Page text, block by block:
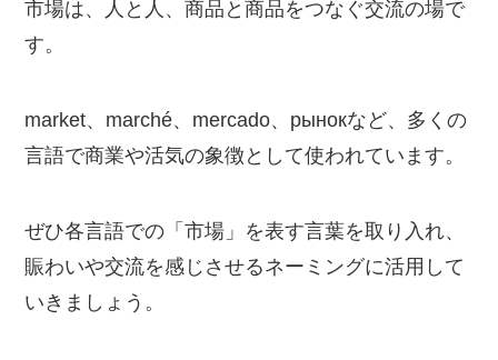
市場は、人と人、商品と商品をつなぐ交流の場で
す。
market、marché、mercado、рынокなど、多くの
言語で商業や活気の象徴として使われています。
ぜひ各言語での「市場」を表す言葉を取り入れ、
賑わいや交流を感じさせるネーミングに活用して
いきましょう。